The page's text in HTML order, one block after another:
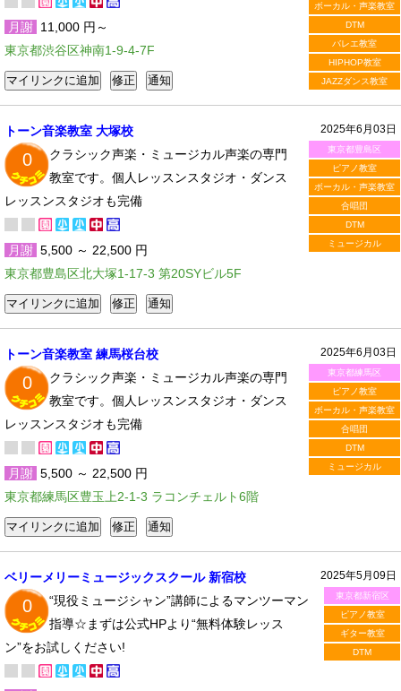
ボーカル・声楽教室
DTM
バレエ教室
HIPHOP教室
JAZZダンス教室
月謝 11,000 円～
東京都渋谷区神南1-9-4-7F
2025年6月03日
東京都豊島区
ピアノ教室
ボーカル・声楽教室
合唱団
DTM
ミュージカル
トーン音楽教室 大塚校
0
クラシック声楽・ミュージカル声楽の専門
教室です。個人レッスンスタジオ・ダンス
レッスンスタジオも完備
月謝 5,500 ～ 22,500 円
東京都豊島区北大塚1-17-3 第20SYビル5F
2025年6月03日
東京都練馬区
ピアノ教室
ボーカル・声楽教室
合唱団
DTM
ミュージカル
トーン音楽教室 練馬桜台校
0
クラシック声楽・ミュージカル声楽の専門
教室です。個人レッスンスタジオ・ダンス
レッスンスタジオも完備
月謝 5,500 ～ 22,500 円
東京都練馬区豊玉上2-1-3 ラコンチェルト6階
2025年5月09日
東京都新宿区
ピアノ教室
ギター教室
DTM
ベリーメリーミュージックスクール 新宿校
0
“現役ミュージシャン”講師によるマンツーマン
指導☆まずは公式HPより“無料体験レッス
ン”をお試しください!